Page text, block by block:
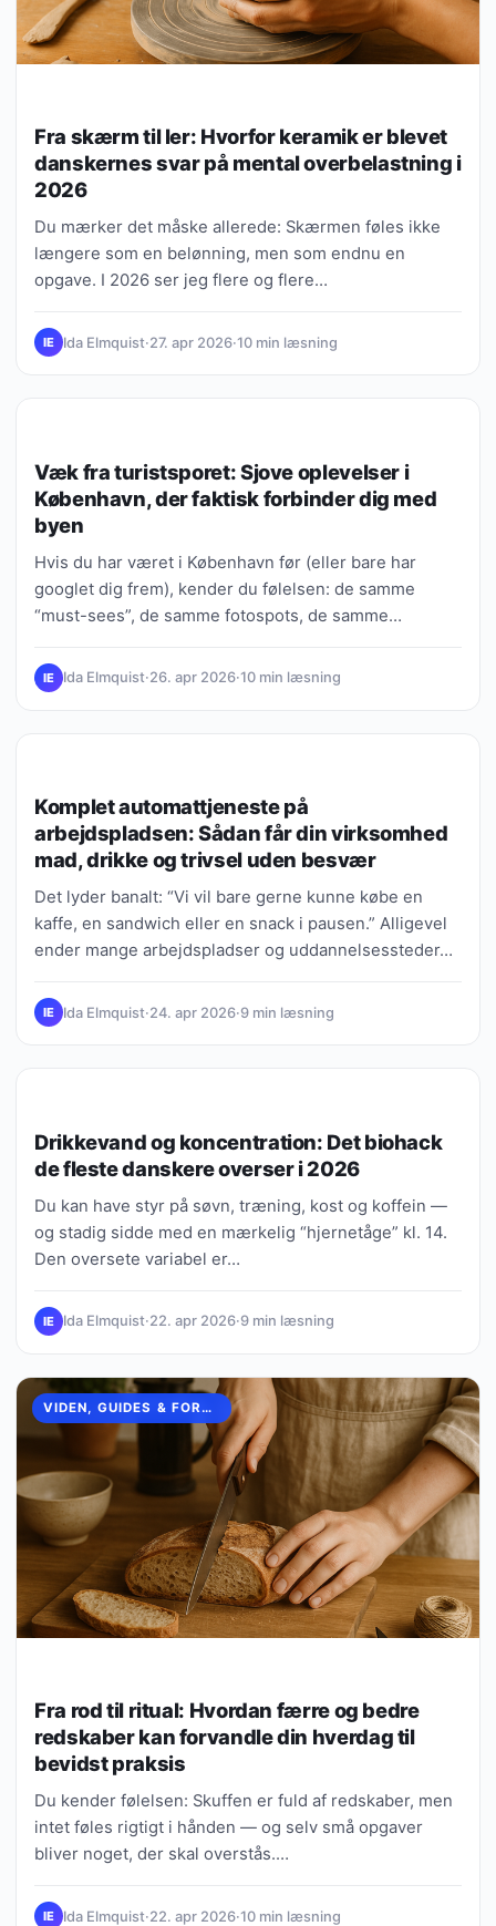
Fra skærm til ler: Hvorfor keramik er blevet
danskernes svar på mental overbelastning i
2026
Du mærker det måske allerede: Skærmen føles ikke
længere som en belønning, men som endnu en
opgave. I 2026 ser jeg flere og flere…
IE Ida Elmquist·27. apr 2026·10 min læsning
Væk fra turistsporet: Sjove oplevelser i
København, der faktisk forbinder dig med
byen
Hvis du har været i København før (eller bare har
googlet dig frem), kender du følelsen: de samme
“must-sees”, de samme fotospots, de samme…
IE Ida Elmquist·26. apr 2026·10 min læsning
Komplet automattjeneste på
arbejdspladsen: Sådan får din virksomhed
mad, drikke og trivsel uden besvær
Det lyder banalt: “Vi vil bare gerne kunne købe en
kaffe, en sandwich eller en snack i pausen.” Alligevel
ender mange arbejdspladser og uddannelsessteder…
IE Ida Elmquist·24. apr 2026·9 min læsning
Drikkevand og koncentration: Det biohack
de fleste danskere overser i 2026
Du kan have styr på søvn, træning, kost og koffein —
og stadig sidde med en mærkelig “hjernetåge” kl. 14.
Den oversete variabel er…
IE Ida Elmquist·22. apr 2026·9 min læsning
VIDEN, GUIDES & FORKLARINGER
Fra rod til ritual: Hvordan færre og bedre
redskaber kan forvandle din hverdag til
bevidst praksis
Du kender følelsen: Skuffen er fuld af redskaber, men
intet føles rigtigt i hånden — og selv små opgaver
bliver noget, der skal overstås.…
IE Ida Elmquist·22. apr 2026·10 min læsning